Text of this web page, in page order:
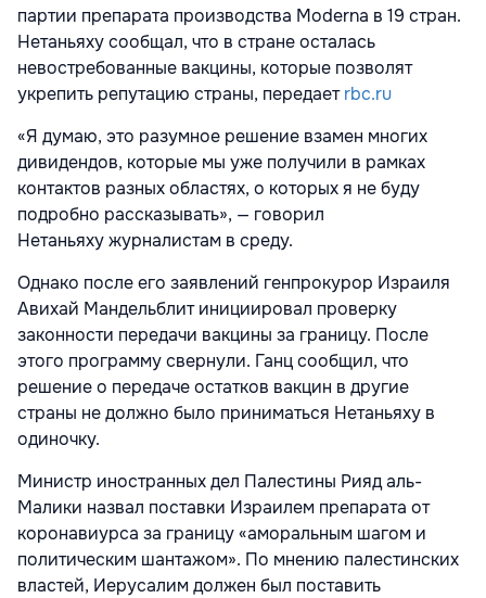
партии препарата производства Moderna в 19 стран.
Нетаньяху сообщал, что в стране осталась
невостребованные вакцины, которые позволят
укрепить репутацию страны, передаетrbc.ru
«Я думаю, это разумное решение взамен многих
дивидендов, которые мы уже получили в рамках
контактов разных областях, о которых я не буду
подробно рассказывать», — говорил
Нетаньяху журналистам в среду.
Однако после его заявлений генпрокурор Израиля
Авихай Мандельблит инициировал проверку
законности передачи вакцины за границу. После
этого программу свернули. Ганц сообщил, что
решение о передаче остатков вакцин в другие
страны не должно было приниматься Нетаньяху в
одиночку.
Министр иностранных дел Палестины Рияд аль-
Малики назвал поставки Израилем препарата от
коронавиурса за границу «аморальным шагом и
политическим шантажом». По мнению палестинских
властей, Иерусалим должен был поставить